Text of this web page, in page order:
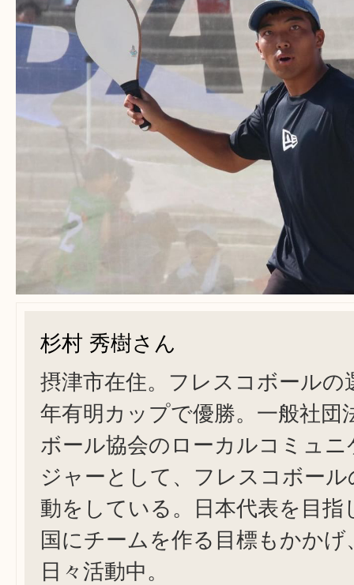
杉村 秀樹さん
摂津市在住。フレスコボールの
年有明カップで優勝。一般社団
ボール協会のローカルコミュ
ジャーとして、フレスコボー
動をしている。日本代表を目指
国にチームを作る目標もかかげ
日々活動中。